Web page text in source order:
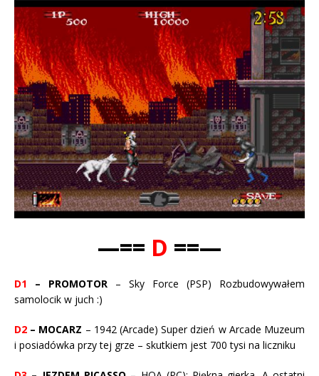
—== D ==—
D1 – PROMOTOR – Sky Force (PSP) Rozbudowywałem
samolocik w juch :)
D2 – MOCARZ – 1942 (Arcade) Super dzień w Arcade Muzeum
i posiadówka przy tej grze – skutkiem jest 700 tysi na liczniku